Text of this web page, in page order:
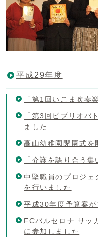
平成29年度
「第1回いこま吹奏
「第3回ビブリオバ
ました
高山幼稚園閉園式を
「介護を語り合う
中堅職員のプロジェ
を行いました
平成30年度予算案が
FCバルセロナ サッ
に参加しました